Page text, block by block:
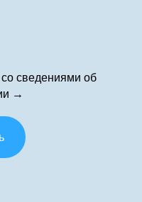
сведениями об
→